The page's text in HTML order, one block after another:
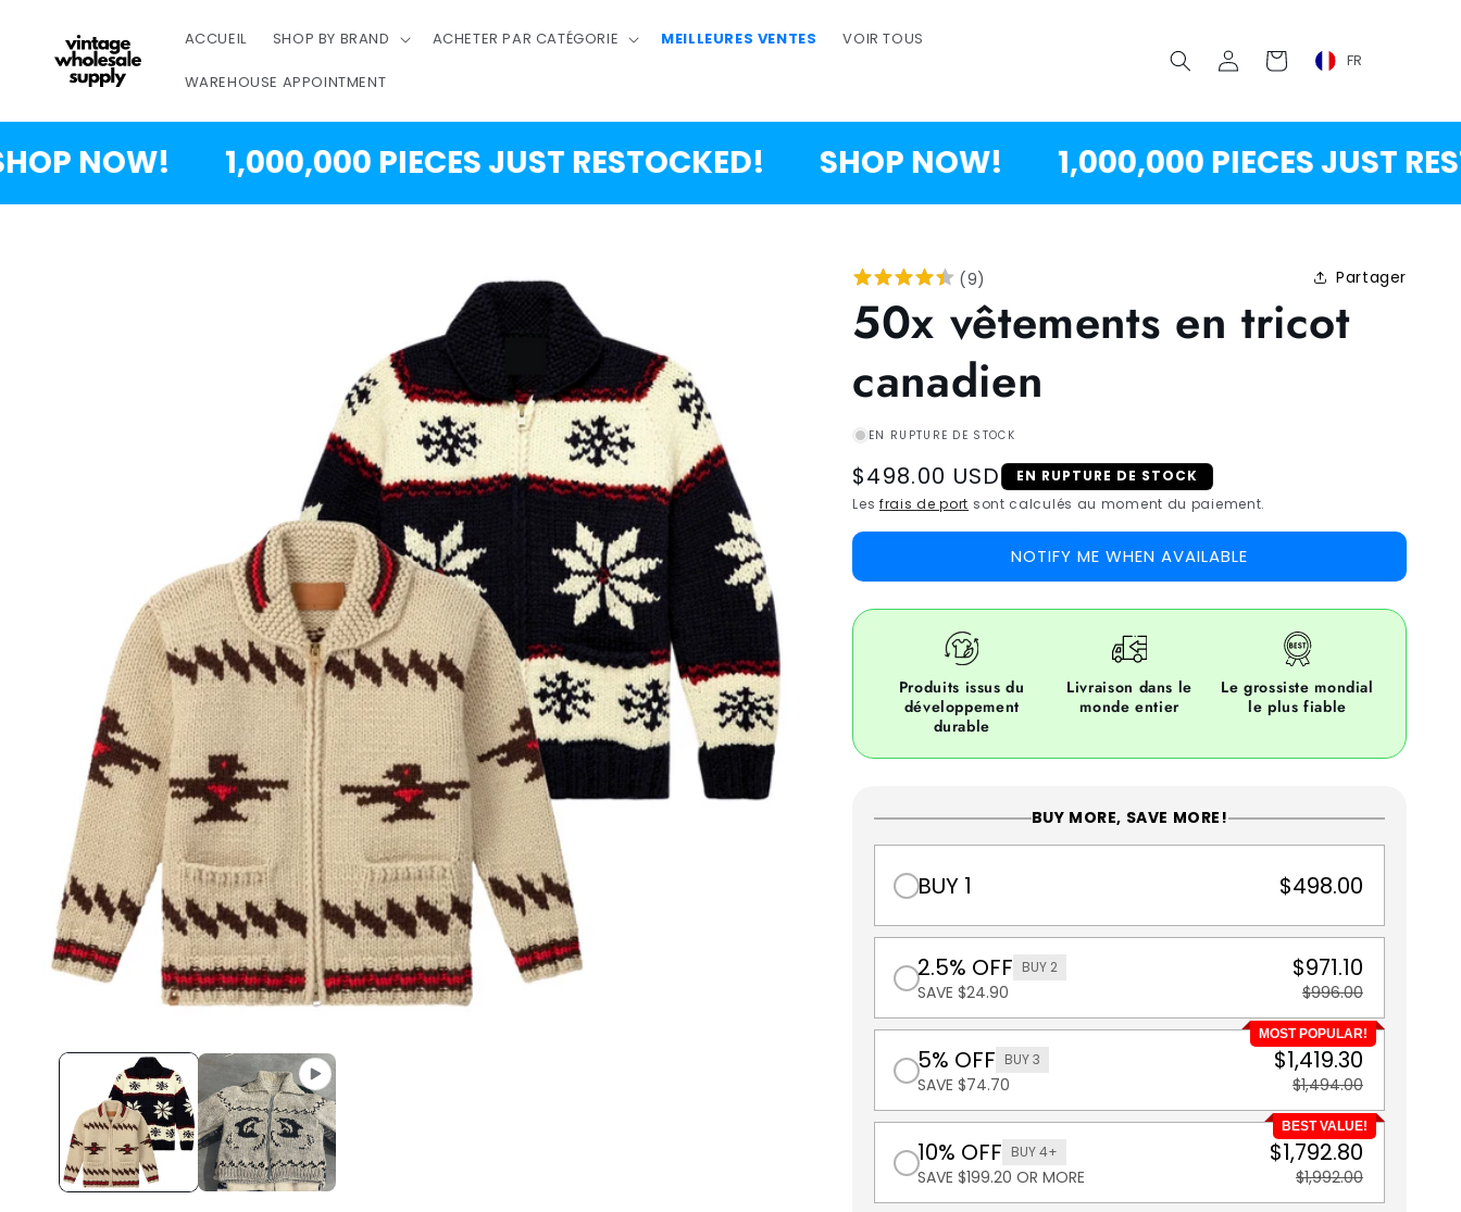
CONTENT
ACCUEIL SHOP BY BRAND ACHETER PAR CATÉGORIE MEILLEURES VENTES VOIR TOUS
WAREHOUSE APPOINTMENT
connecter
Chariot FR
1,000,000 PIECES JUST RESTOCKED! SHOP NOW! 1,000,000 PIECES JUST
(9) Partager
50x vêtements en tricot
canadien
EN RUPTURE DE STOCK
Regular
price
$498.00 USD
EN RUPTURE DE STOCK
Les frais de port sont calculés au moment du paiement.
NOTIFY ME WHEN AVAILABLE
Produits issus du
développement
durable
Livraison dans le
monde entier
Le grossiste mondial
le plus fiable
BUY MORE, SAVE MORE!
BUY 1 $498.00
2.5% OFF BUY 2
SAVE $24.90
$971.10
$996.00
MOST POPULAR!
5% OFF BUY 3
SAVE $74.70
$1,419.30
$1,494.00
BEST VALUE!
10% OFF BUY 4+
SAVE $199.20 OR MORE
$1,792.80
$1,992.00